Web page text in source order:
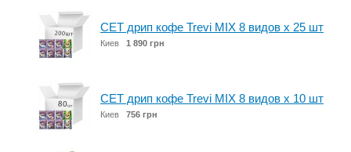
СЕТ дрип кофе Trevi MIX 8 видов x 25 шт
Киев 1 890 грн
СЕТ дрип кофе Trevi MIX 8 видов x 10 шт
Киев 756 грн